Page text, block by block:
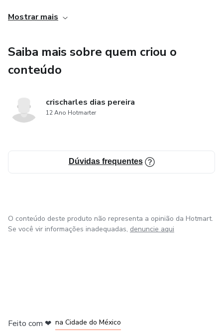
-SUPORTE
Sempre que sentir necessidade ou que tiver uma dúvida
conosco. O seu sucesso também será o nosso sucesso. E é
por isso que responderemos ao seu contato em até 48
suporte, você terá ajuda sempre que precisar, seja para tirar
dúvidas sobre a consultoria de treino ou para receber uma
palavra de incentivo.
5. Passo a passo: Com o passo a passo de como executar
as orientações da consultoria de treino, você conseguirá se
Mostrar mais
Saiba mais sobre quem criou o
conteúdo
crischarles dias pereira
12 Ano Hotmarter
Dúvidas frequentes
O conteúdo deste produto não representa a opinião da Hotmart.
Se você vir informações inadequadas, denuncie aqui
Feito com ❤ na Cidade do México